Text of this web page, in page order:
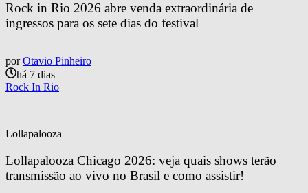
Rock in Rio 2026 abre venda extraordinária de
ingressos para os sete dias do festival
por Otavio Pinheiro
há 7 dias
Rock In Rio
Lollapalooza
Lollapalooza Chicago 2026: veja quais shows terão
transmissão ao vivo no Brasil e como assistir!